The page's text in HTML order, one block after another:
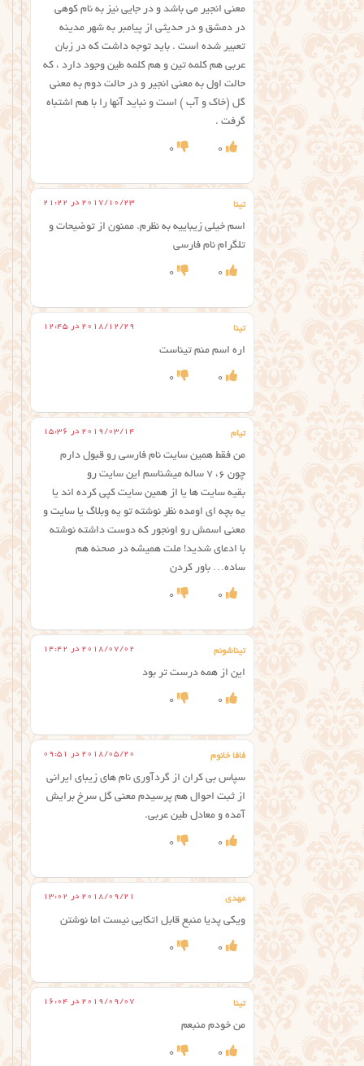
معنی انجیر می باشد و در جایی نیز به نام کوهی
در دمشق و در حدیثی از پیامبر به شهر مدینه
تعبیر شده است . باید توجه داشت که در زبان
عربی هم کلمه تین و هم کلمه طین وجود دارد ، که
حالت اول به معنی انجیر و در حالت دوم به معنی
گل (خاک و آب ) است و نباید آنها را با هم اشتباه
گرفت .
0
0
تینا 2017/10/23 در 21:22
اسم خیلی زیباییه به نظرم. ممنون از توضیحات و
تلگرام نام فارسی
0
0
تینا 2018/12/29 در 12:45
اره اسم منم تیناست
0
0
تیام 2019/03/14 در 15:36
من فقط همین سایت نام فارسی رو قبول دارم
چون ۶، ۷ ساله میشناسم این سایت رو
بقیه سایت ها یا از همین سایت کپی کرده اند یا
یه بچه ای اومده نظر نوشته تو یه وبلاگ یا سایت و
معنی اسمش رو اونجور که دوست داشته نوشته
با ادعای شدید! ملت همیشه در صحنه هم
ساده… باور کردن
0
0
تیناشونم 2018/07/02 در 14:42
این از همه درست تر بود
0
0
فافا خانوم 2018/05/20 در 09:51
سپاس بی کران از گردآوری نام های زیبای ایرانی
از ثبت احوال هم پرسیدم معنی گل سرخ برایش
آمده و معادل طین عربی.
0
0
مهدی 2018/09/21 در 13:02
ویکی پدیا منبع قابل اتکایی نیست اما نوشتن
0
0
تینا 2019/09/07 در 16:04
من خودم منبعم
0
0